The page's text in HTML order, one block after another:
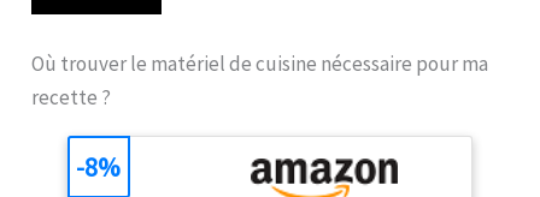
Où trouver le matériel de cuisine nécessaire pour ma
recette ?
-8%